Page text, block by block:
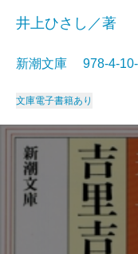
井上ひさし／著
新潮文庫 978-4-
文庫電子書籍あり